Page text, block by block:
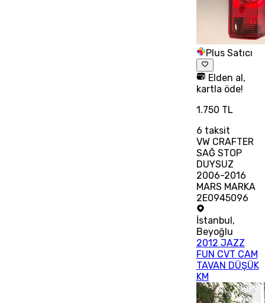
Plus Satıcı
Elden al,
kartla öde!
1.750 TL
6 taksit
VW CRAFTER
SAĞ STOP
DUYSUZ
2006-2016
MARS MARKA
2E0945096
İstanbul ,
Beyoğlu
2012 JAZZ
FUN CVT CAM
TAVAN DÜŞÜK
KM